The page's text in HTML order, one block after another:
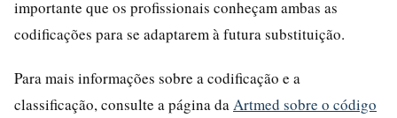
importante que os profissionais conheçam ambas as
codificações para se adaptarem à futura substituição.
Para mais informações sobre a codificação e a
classificação, consulte a página da Artmed sobre o código